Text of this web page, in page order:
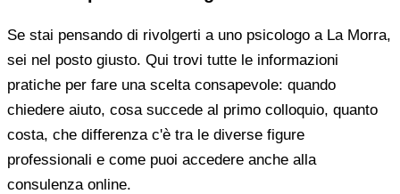
Se stai pensando di rivolgerti a uno psicologo a La Morra,
sei nel posto giusto. Qui trovi tutte le informazioni
pratiche per fare una scelta consapevole: quando
chiedere aiuto, cosa succede al primo colloquio, quanto
costa, che differenza c'è tra le diverse figure
professionali e come puoi accedere anche alla
consulenza online.